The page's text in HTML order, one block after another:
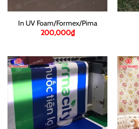
In UV Foam/Formex/Pima
200,000₫